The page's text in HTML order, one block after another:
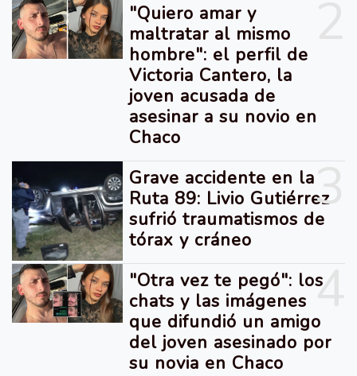
"Quiero amar y
maltratar al mismo
hombre": el perfil de
Victoria Cantero, la
joven acusada de
asesinar a su novio en
Chaco
3
Grave accidente en la
Ruta 89: Livio Gutiérrez
sufrió traumatismos de
tórax y cráneo
4
"Otra vez te pegó": los
chats y las imágenes
que difundió un amigo
del joven asesinado por
su novia en Chaco